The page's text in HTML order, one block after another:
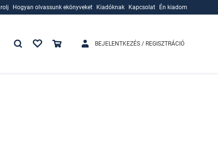
Hogyan olvassunk ekönyveket
Kiadóknak
Kapcsolat Én kiadom
BEJELENTKEZÉS / REGISZTRÁCIÓ